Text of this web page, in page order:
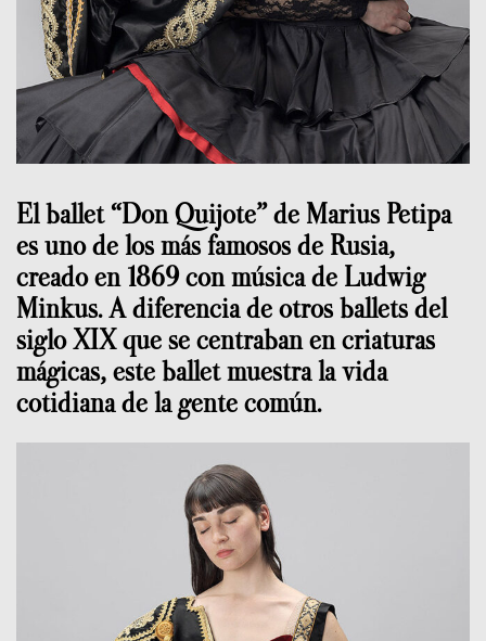
El ballet “Don Quijote” de Marius Petipa
es uno de los más famosos de Rusia,
creado en 1869 con música de Ludwig
Minkus. A diferencia de otros ballets del
siglo XIX que se centraban en criaturas
mágicas, este ballet muestra la vida
cotidiana de la gente común.